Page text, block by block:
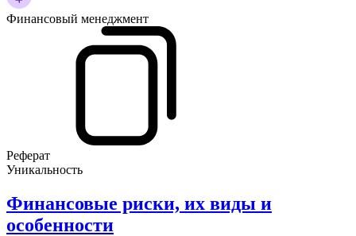
Финансовый менеджмент
Реферат
Уникальность
Финансовые риски, их виды и
особенности